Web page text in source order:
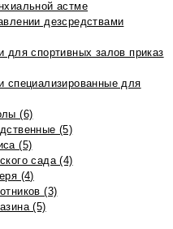
астме
дезсредствами
для спортивных залов приказ
специализированные для
(6)
(5)
(5)
сада (4)
(4)
(3)
(5)